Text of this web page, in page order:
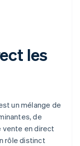
les
un mélange de
de
vente en direct
rôle distinct